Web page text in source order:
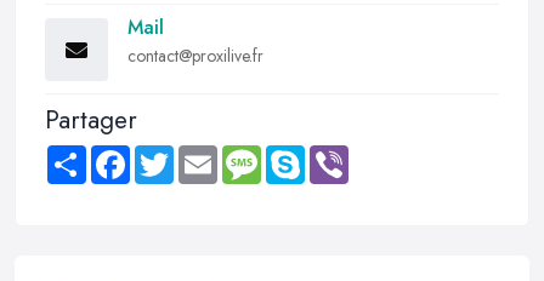
Mail
contact@proxilive.fr
Partager
Share FacebookTwitter Email MessageSkype